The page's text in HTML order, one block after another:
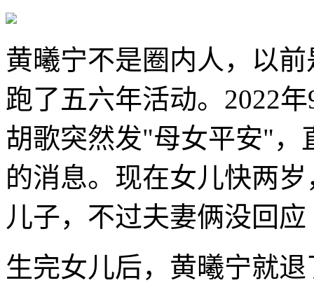
黄曦宁不是圈内人，以
跑了五六年活动。2022
胡歌突然发"母女平安"，
的消息。现在女儿快两
儿子，不过夫妻俩没回应
生完女儿后，黄曦宁就